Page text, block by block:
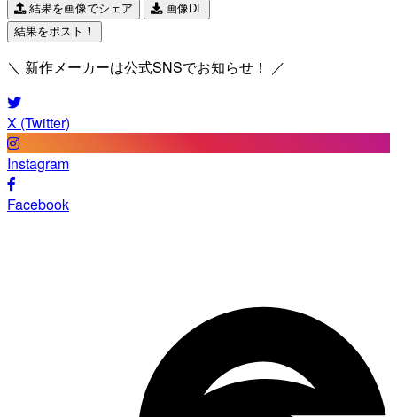
結果を画像でシェア
画像DL
結果をポスト！
＼ 新作メーカーは公式SNSでお知らせ！ ／
X (Twitter)
Instagram
Facebook